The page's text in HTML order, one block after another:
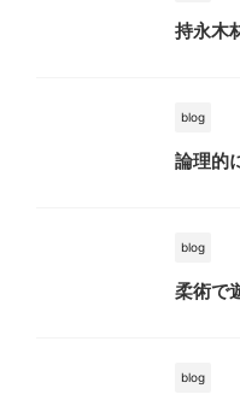
持永木
blog
論理的
blog
柔術で
blog